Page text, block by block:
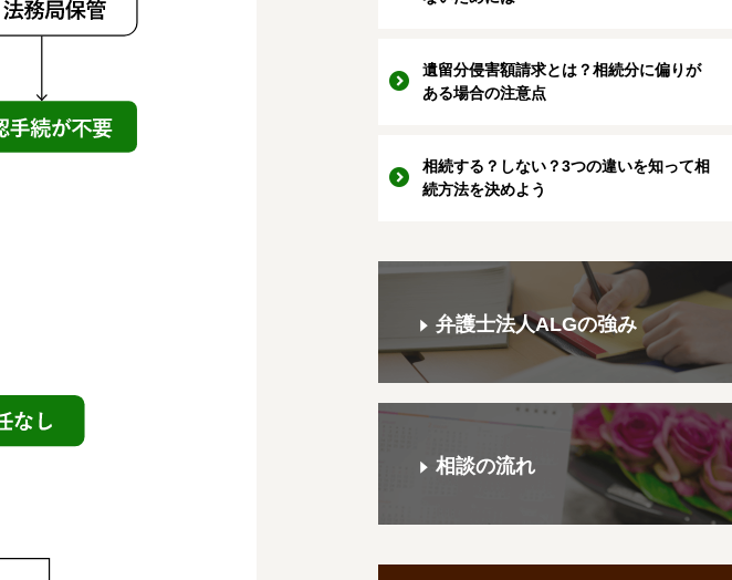
遺留分侵害額請求とは？相続分に偏りが
ある場合の注意点
相続する？しない？3つの違いを知って相
続方法を決めよう
弁護士法人ALGの強み
相談の流れ